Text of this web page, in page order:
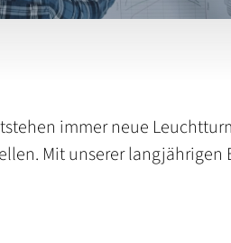
immer neue
Mit unserer langjährigen